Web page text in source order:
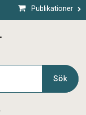
Publikationer
Sök